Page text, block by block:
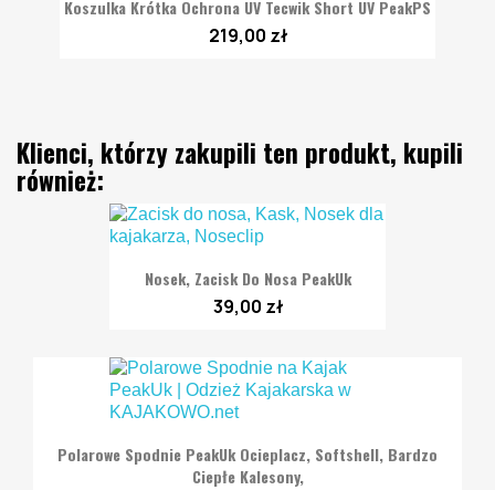
Koszulka Krótka Ochrona UV Tecwik Short UV PeakPS
219,00 zł
Klienci, którzy zakupili ten produkt, kupili
również:
Nosek, Zacisk Do Nosa PeakUk
39,00 zł
Polarowe Spodnie PeakUk Ocieplacz, Softshell, Bardzo
Ciepłe Kalesony,